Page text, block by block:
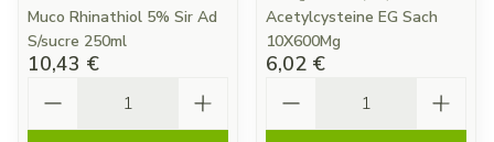
Muco Rhinathiol 5% Sir Ad
S/sucre 250ml
10,43 €
Acetylcysteine EG Sach
10X600Mg
6,02 €